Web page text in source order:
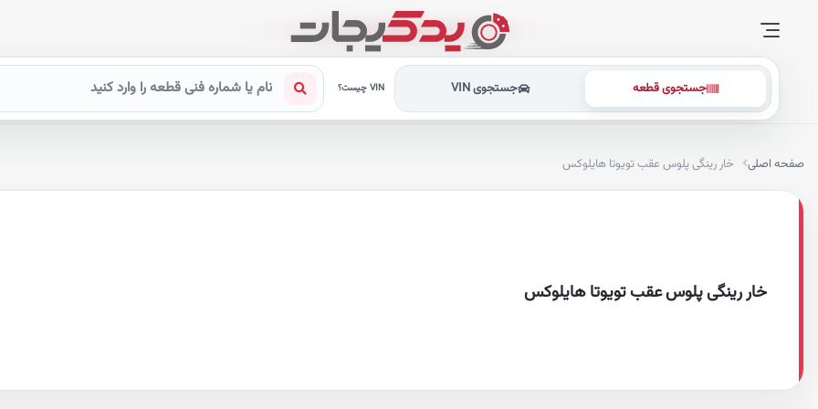
جستجوی قطعه جستجوی VIN VIN چیست؟
صفحه اصلی خار رینگی پلوس عقب تویوتا هایلوکس
خار رینگی پلوس عقب تویوتا هایلوکس